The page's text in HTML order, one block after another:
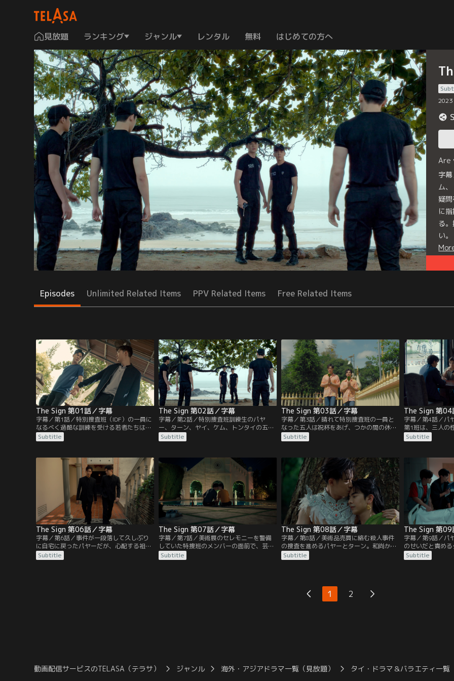
見放題 ランキング ジャンル レンタル 無料 はじめての方へ
2023
Are
字
ム
疑
に
る
い。
Episodes Unlimited Related Items PPV Related Items Free Related Items
The Sign 第01話／字幕
字幕／第1話／特別捜査班（IDF）の一員に
なるべく過酷な訓練を受ける若者たちは、
切磋琢磨して互いに競い合っている。ある
日、鉄棒で刺されそうになった訓練生パヤ
覚的に予知できる能力を持つ同じ訓練生の
ターン（ベーブ・タナタット）が救う。
Subtitle
The Sign 第02話／字幕
字幕／第2話／特別捜査班訓練生のパヤ
ー、ターン、ヤイ、ケム、トンタイの五人
は、遺体で見つかったタム警部補の死に疑
問を抱き、独自に事件を捜査していた。と
ことになり、激しい叱責を受ける。捜査班
に残るためには、厳しい試験に合格するし
かない。
Subtitle
The Sign 第03話／字幕
字幕／第3話／晴れて特別捜査班の一員と
なった五人は祝杯をあげ、つかの間の休暇
を過ごす。パヤーは泥酔したターンを迎え
にきた医師のチャロートーンとの関係が気
ノーンカーイへ帰ったターンは、幼い頃か
ら住んでいた寺で和尚と再会するが、そこ
へパヤーが訪ねてくる。
Subtitle
The Sign 第04
字幕／第4話／パ
第1班は、三人の
るという事件の
か、ターンは真
日数で真犯人に
方、パヤーとタ
人の運命につい
になったパヤー
る。
Subtitle
The Sign 第06話／字幕
字幕／第6話／事件が一段落して久しぶり
に自宅に戻ったパヤーだが、心配する祖母
や妹をよそにターンのことが頭から離れな
い。パヤーは再び悪夢を見てターンの身を
Subtitle
The Sign 第07話／字幕
字幕／第7話／美術展のセレモニーを警備
していた特捜班のメンバーの面前で、芸術
家のアートが来場者に怪我を負わせる事件
が起きる。また、アートの恋人が数日前か
Subtitle
The Sign 第08話／字幕
字幕／第8話／美術品売買に絡む殺人事件
の捜査を進めるパヤーとターン。和尚から
は二人の身に危険が迫っていること、特に
パヤーは水辺に近づくのを避けろと忠告さ
いて知ることになる。
Subtitle
The Sign 第09
字幕／第9話／パ
のせいだと責め
を何食わぬ顔で
は、入院中のパ
Subtitle
1 2
動画配信サービスのTELASA（テラサ） ジャンル 海外・アジアドラマ一覧（見放題） タイ・ドラマ＆バラエティ一覧